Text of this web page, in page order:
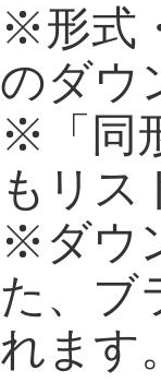
※形式
のダウ
※「同
もリス
※ダウ
た、ブ
れます。